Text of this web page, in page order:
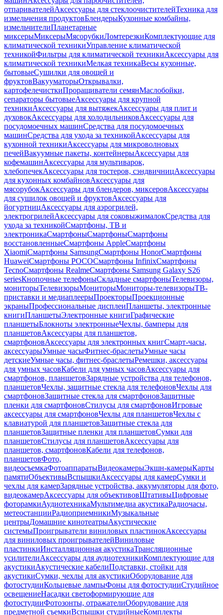
отпаривателейАксессуары для стеклоочистителейТехника для
измельчения продуктовБлендерыКухонные комбайны,
измельчителиПланетарные
миксерыМиксерыМясорубкиЛомтерезкиКомплектующие для
климатической техникиУправление климатической
техникойФильтры для климатической техникиАксессуары для
климатической техникиМелкая техникаВесы кухонные,
бытовыеСушилки для овощей и
фруктовВакууматорыОткрывалки,
картофелечисткиПроращиватели семянМаслобойки,
сепараторы бытовыеАксессуары для крупной
техникиАксессуары для вытяжекАксессуары для плит и
духовокАксессуары для холодильниковАксессуары для
посудомоечных машинСредства для посудомоечных
машинСредства для ухода за техникойАксессуары для
кухонной техникиАксессуары для микроволновых
печейВакуумные пакеты, контейнерыАксессуары для
кофемашинАксессуары для мультиварок,
хлебопечекАксессуары для тостеров, сэндвичницАксессуары
для кухонных комбайновАксессуары для
мясорубокАксессуары для блендеров, миксеровАксессуары
для сушилок овощей и фруктовАксессуары для
йогуртницАксессуары для аэрогрилей,
электрогрилейАксессуары для соковыжималокСредства для
ухода за техникойСмартфоны, ТВ и
электроникаСмартфоныСмартфоныСмартфоны
восстановленныеСмартфоны AppleСмартфоны
XiaomiСмартфоны SamsungСмартфоны HonorСмартфоны
HuaweiСмартфоны POCOСмартфоны InfinixСмартфоны
TecnoСмартфоны RealmeСмартфоны Samsung Galaxy S26
seriesКнопочные телефоныСкладные смартфоныТелевизоры,
мониторыТелевизорыМониторыМониторы-телевизорыТВ-
приставки и медиаплеерыПроекторыПроекционные
экраныПрофессиональные дисплеиПланшеты, электронные
книгиПланшетыЭлектронные книгиГрафические
планшетыБлокноты электронныеЧехлы, бамперы для
планшетовАксессуары для планшетов,
смартфоновАксессуары для электронных книгСмарт-часы,
аксессуарыУмные часыФитнес-браслетыУмные часы
детскиеУмные часы, фитнес-браслетыРемешки, аксессуары
для умных часовКабели для умных часовАксессуары для
смартфонов, планшетовЗарядные устройства для телефонов,
планшетовЧехлы, защитные стекла для телефоновЧехлы для
смартфоновЗащитные стекла для смартфоновЗащитные
пленки для смартфоновСтилусы для смартфоновИгровые
аксессуары для смартфоновЧехлы для планшетовЧехлы с
клавиатурой для планшетовЗащитные стекла для
планшетовЗащитные пленки для планшетовСумки для
планшетовСтилусы для планшетовАксессуары для
планшетов, смартфоновКабели для телефонов,
планшетовФото,
видеосъемкаФотоаппаратыВидеокамерыЭкшн-камерыКарты
памятиОбъективыВспышкиАксессуары для камерСумки и
чехлы для камерЗарядные устройства, аккумуляторы для фото,
видеокамерАксессуары для объективовШтативыЦифровые
фоторамкиАудиотехникаМультимедиа акустикаРадиочасы,
метеостанцииРадиоприемникиМузыкальные
центрыДомашние кинотеатрыАкустические
системыПроигрыватели виниловых пластинокАксессуары
для виниловых проигрывателейВиниловые
пластинкиИнсталляционная акустикаТрансляционные
усилителиАксессуары для аудиотехникиКомплектующие для
акустикиАкустические кабелиПодставки, стойки для
акустикиСумки, чехлы для акустикиОборудование для
фотостудииКольцевые лампыФоны для фотостудииСтудийное
освещениеНасадки светоформирующие для
фотостудииФотозонты, отражателиОборудование для
предметной съемкиВспышки студийныеКомплекты